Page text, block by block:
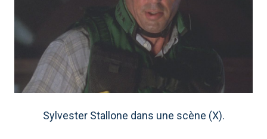
Sylvester Stallone dans une scène (X).